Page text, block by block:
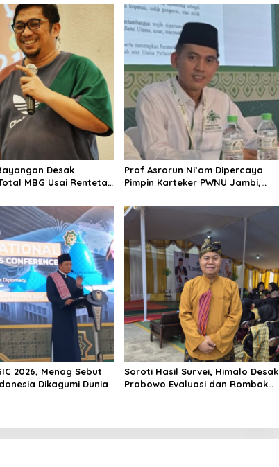
Desak
MBG Usai Rentetan
Prof Asrorun Ni’am Dipercaya
Pimpin Karteker PWNU Jambi,
Kepemimpinan NU
2026, Menag Sebut
Dikagumi Dunia
Soroti Hasil Survei, Himalo Desak
Prabowo Evaluasi dan Rombak